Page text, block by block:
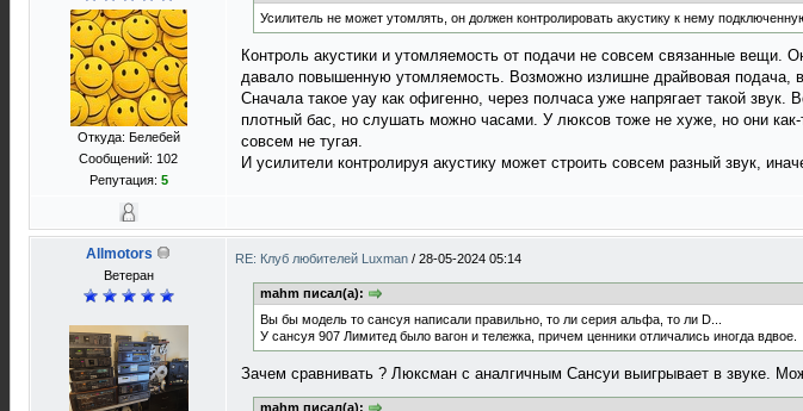
Откуда: Белебей
Сообщений: 102
Репутация: 5
Усилитель не может утомлять, он должен контролировать акустику к нему
Контроль акустики и утомляемость от подачи не совсем связанные вещи.
давало повышенную утомляемость. Возможно излишне драйвовая подача,
Сначала такое уау как офигенно, через полчаса уже напрягает такой
плотный бас, но слушать можно часами. У люксов тоже не хуже, но они
совсем не тугая.
И усилители контролируя акустику может строить совсем разный звук,
Allmotors
Ветеран
RE: Клуб любителей Luxman / 28-05-2024 05:14
mahm писал(а):
Вы бы модель то сансуя написали правильно, то ли серия альфа, то ли D...
У сансуя 907 Лимитед было вагон и тележка, причем ценники отличались иногда вдвое.
Зачем сравнивать ? Люксман с аналгичным Сансуи выигрывает в звуке.
mahm писал(а):